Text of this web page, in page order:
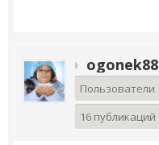
ogonek88
Пользователи
16 публикаций